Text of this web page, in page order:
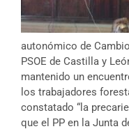
autonómico de
PSOE de Castilla y
mantenido un
los trabajadores
constatado “la
que el PP en la Junta